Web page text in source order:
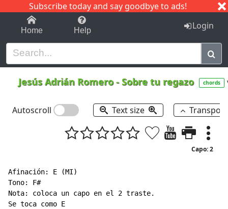
Subscribe today and say goodbye to ads!
1-9 C I J
Home Help Login
Jesús Adrián Romero-Sobre tu regazo chords
Autoscroll Text size
Capo: 2
Afinación: E (MI)
Tono: F#
Nota: coloca un capo en el 2 traste.
Se toca como E